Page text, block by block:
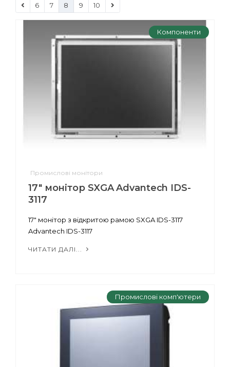
6 7 8 9 10
Компоненти
Промислові монітори
17" монітор SXGA Advantech IDS-
3117
17" монітор з відкритою рамою SXGA IDS-3117
Advantech IDS-3117
ЧИТАТИ ДАЛІ...
Промислові комп'ютери